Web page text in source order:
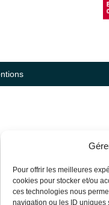
Pour offrir les meilleures
cookies pour stocker et/ou
ces technologies nous
navigation ou les ID uniques